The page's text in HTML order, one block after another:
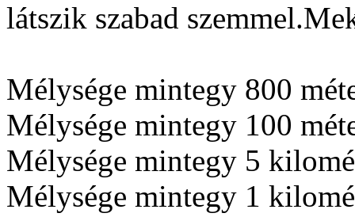
látszik szabad
Mélysége mintegy 800
Mélysége mintegy 100
Mélysége mintegy 5
Mélysége mintegy 1